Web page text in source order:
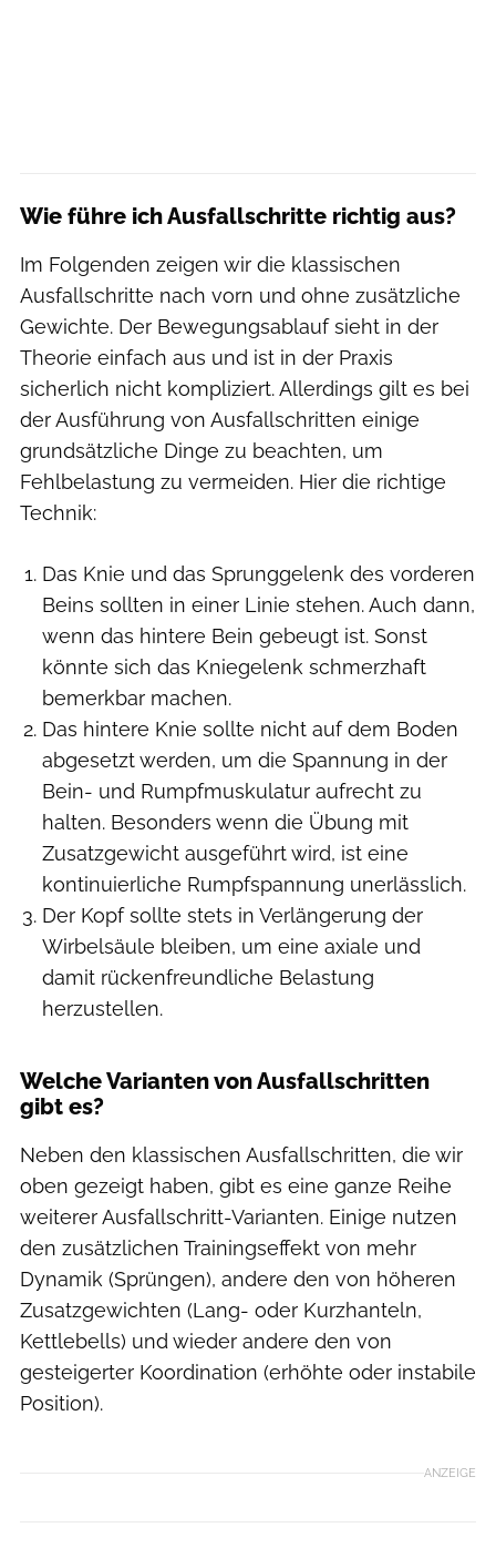
Wie führe ich Ausfallschritte richtig aus?
Im Folgenden zeigen wir die klassischen
Ausfallschritte nach vorn und ohne zusätzliche
Gewichte. Der Bewegungsablauf sieht in der
Theorie einfach aus und ist in der Praxis
sicherlich nicht kompliziert. Allerdings gilt es bei
der Ausführung von Ausfallschritten einige
grundsätzliche Dinge zu beachten, um
Fehlbelastung zu vermeiden. Hier die richtige
Technik:
Das Knie und das Sprunggelenk des vorderen
Beins sollten in einer Linie stehen. Auch dann,
wenn das hintere Bein gebeugt ist. Sonst
könnte sich das Kniegelenk schmerzhaft
bemerkbar machen.
Das hintere Knie sollte nicht auf dem Boden
abgesetzt werden, um die Spannung in der
Bein- und Rumpfmuskulatur aufrecht zu
halten. Besonders wenn die Übung mit
Zusatzgewicht ausgeführt wird, ist eine
kontinuierliche Rumpfspannung unerlässlich.
Der Kopf sollte stets in Verlängerung der
Wirbelsäule bleiben, um eine axiale und
damit rückenfreundliche Belastung
herzustellen.
Welche Varianten von Ausfallschritten
gibt es?
Neben den klassischen Ausfallschritten, die wir
oben gezeigt haben, gibt es eine ganze Reihe
weiterer Ausfallschritt-Varianten. Einige nutzen
den zusätzlichen Trainingseffekt von mehr
Dynamik (Sprüngen), andere den von höheren
Zusatzgewichten (Lang- oder Kurzhanteln,
Kettlebells) und wieder andere den von
gesteigerter Koordination (erhöhte oder instabile
Position).
ANZEIGE